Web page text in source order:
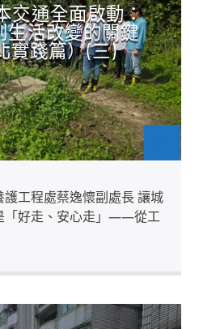
交通全面啟動：
生活改變的關鍵
實踐篇）(三)
工程處蔡逸懷副處長 讓城
「好走、安心走」——從工